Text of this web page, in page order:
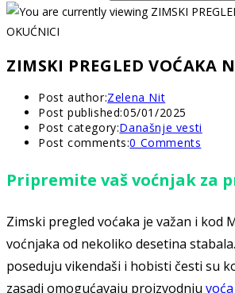
ZIMSKI PREGLED VOĆAKA
Post author:Zelena Nit
Post published:05/01/2025
Post category:Današnje vesti
Post comments:0 Comments
Pripremite vaš voćnjak za
Zimski pregled voćaka je važan i kod
voćnjaka od nekoliko desetina
poseduju vikendaši i hobisti česti su
zasadi omogućavaju proizvodnju voća